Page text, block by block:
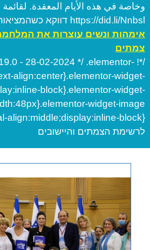
وخاصة في هذه الأيام المعقدة.
https://did.li/Nnbsl דווקא כשהמציאות מטלטלת, ...
אימהות ונשים עוצרות את
צמתים
- 28-02-2024 */ .elementor-
align:center}.elementor-widget-
block}.elementor-widget-
widget-image
לרשימת הצמתים והיישובים